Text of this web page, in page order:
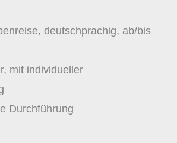
deutschprachig, ab/bis
mit individueller
Durchführung